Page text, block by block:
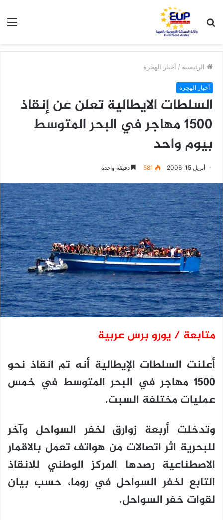
عن
الرئيسية / أخبار الهجرة
أخبار الهجرة
السلطات الايطالية تعلن عن إنقاذ
1500 مهاجر في البحر المتوسط
بيوم واحد
أبريل 15, 2006 581 دقيقة واحدة
متابعة / يورو برس عربية
أعلنت السلطات الإيطالية أنه تم انقاذ نحو
1500 مهاجر في البحر المتوسط في خمس
عمليات مختلفة السبت.
وتدخلت أربعة زوارق لخفر السواحل وآخر
للبحرية اثر اتصالات من هواتف تعمل بالاقمار
الاصطناعية رصدها المركز الوطني للانقاذ
التابع لخفر السواحل في روما، حسب بيان
لقوات خفر السواحل.